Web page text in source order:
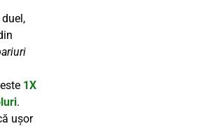
1X
.
ușor